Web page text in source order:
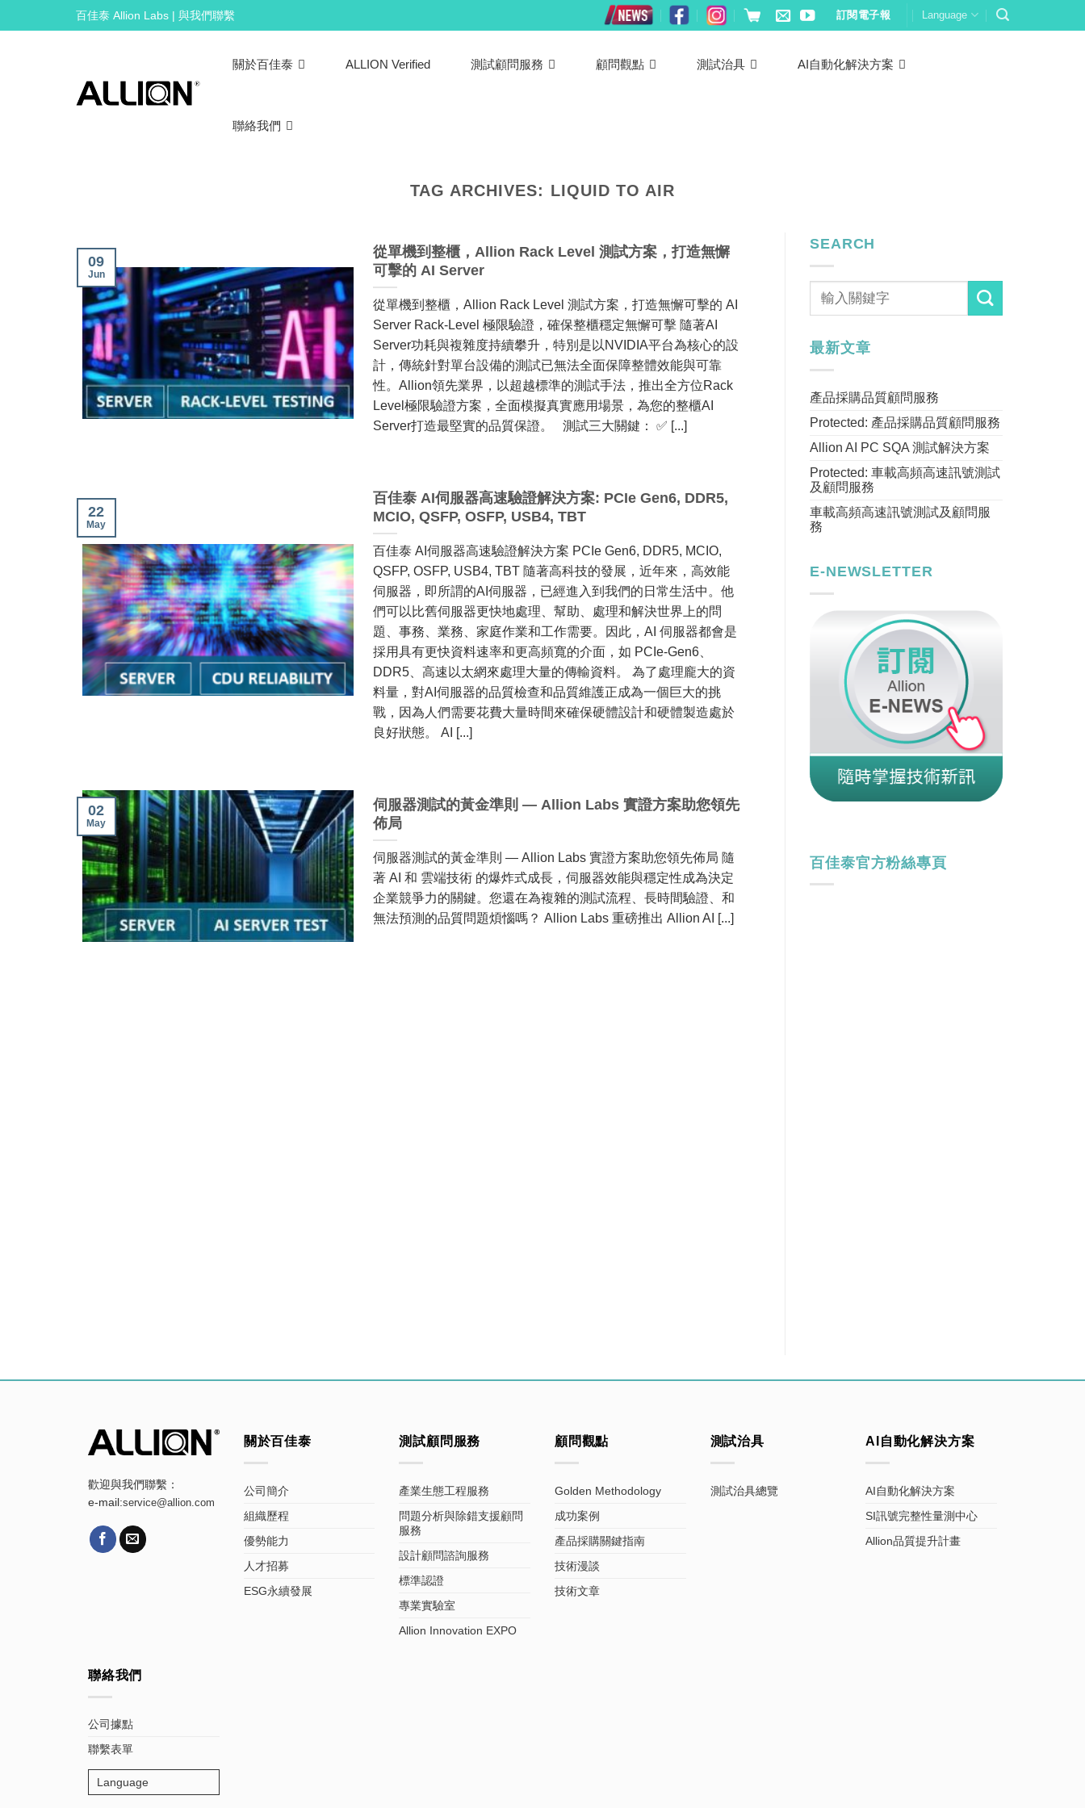
to
百佳泰 Allion Labs | 與我們聯繫 訂閱電子報 Language
關於百佳泰 ALLION Verified 測試顧問服務 顧問觀點 測試治具 AI自動化解決方案
聯絡我們
TAG ARCHIVES: LIQUID TO AIR
從單機到整櫃，Allion Rack Level 測試方案，打造無懈
可擊的 AI Server
從單機到整櫃，Allion Rack Level 測試方案，打造無懈可擊的 AI
Server Rack-Level 極限驗證，確保整櫃穩定無懈可擊 隨著AI
Server功耗與複雜度持續攀升，特別是以NVIDIA平台為核心的設
計，傳統針對單台設備的測試已無法全面保障整體效能與可靠
性。Allion領先業界，以超越標準的測試手法，推出全方位Rack
Level極限驗證方案，全面模擬真實應用場景，為您的整櫃AI
Server打造最堅實的品質保證。 測試三大關鍵： ✅ [...]
09
Jun
百佳泰 AI伺服器高速驗證解決方案: PCIe Gen6, DDR5,
MCIO, QSFP, OSFP, USB4, TBT
百佳泰 AI伺服器高速驗證解決方案 PCIe Gen6, DDR5, MCIO,
QSFP, OSFP, USB4, TBT 隨著高科技的發展，近年來，高效能
伺服器，即所謂的AI伺服器，已經進入到我們的日常生活中。他
們可以比舊伺服器更快地處理、幫助、處理和解決世界上的問
題、事務、業務、家庭作業和工作需要。因此，AI 伺服器都會是
採用具有更快資料速率和更高頻寬的介面，如 PCIe-Gen6、
DDR5、高速以太網來處理大量的傳輸資料。 為了處理龐大的資
料量，對AI伺服器的品質檢查和品質維護正成為一個巨大的挑
戰，因為人們需要花費大量時間來確保硬體設計和硬體製造處於
良好狀態。 AI [...]
22
May
伺服器測試的黃金準則 — Allion Labs 實證方案助您領先
佈局
伺服器測試的黃金準則 — Allion Labs 實證方案助您領先佈局 隨
著 AI 和 雲端技術 的爆炸式成長，伺服器效能與穩定性成為決定
企業競爭力的關鍵。您還在為複雜的測試流程、長時間驗證、和
無法預測的品質問題煩惱嗎？ Allion Labs 重磅推出 Allion AI [...]
02
May
SEARCH
最新文章
產品採購品質顧問服務
Protected: 產品採購品質顧問服務
Allion AI PC SQA 測試解決方案
Protected: 車載高頻高速訊號測試
及顧問服務
車載高頻高速訊號測試及顧問服
務
E-NEWSLETTER
百佳泰官方粉絲專頁
歡迎與我們聯繫：
e-mail:service@allion.com
關於百佳泰
公司簡介
組織歷程
優勢能力
人才招募
ESG永續發展
測試顧問服務
產業生態工程服務
問題分析與除錯支援顧問
服務
設計顧問諮詢服務
標準認證
專業實驗室
Allion Innovation EXPO
顧問觀點
Golden Methodology
成功案例
產品採購關鍵指南
技術漫談
技術文章
測試治具
測試治具總覽
AI自動化解決方案
AI自動化解決方案
SI訊號完整性量測中心
Allion品質提升計畫
聯絡我們
公司據點
聯繫表單
Language